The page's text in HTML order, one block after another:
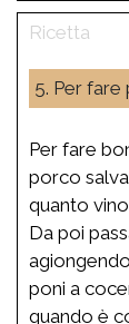
5. Per fare
Per fare
porco
quanto
Da poi
poni a
quando è